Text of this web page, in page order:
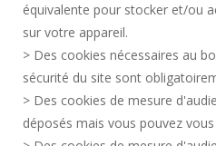
PRESS AREA
RECRUITMENTS
SITE MAP
PERSONAL DATA
équivalente pour stocker et/ou
sur votre appareil.
> Des cookies nécessaires au
sécurité du site sont
> Des cookies de mesure
déposés mais vous pouvez